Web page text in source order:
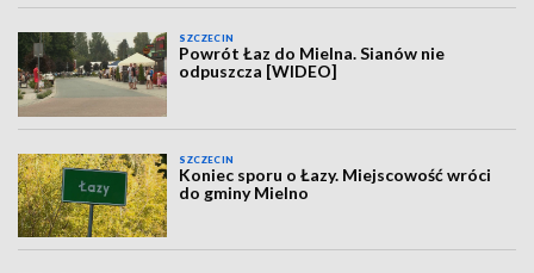
SZCZECIN
Powrót Łaz do Mielna. Sianów nie
odpuszcza [WIDEO]
SZCZECIN
Koniec sporu o Łazy. Miejscowość wróci
do gminy Mielno